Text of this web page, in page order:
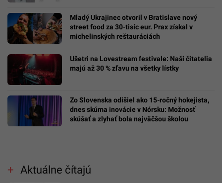
Mladý Ukrajinec otvoril v Bratislave nový
street food za 30-tisíc eur. Prax získal v
michelinských reštauráciách
Ušetri na Lovestream festivale: Naši čitatelia
majú až 30 % zľavu na všetky lístky
Zo Slovenska odišiel ako 15-ročný hokejista,
dnes skúma inovácie v Nórsku: Možnosť
skúšať a zlyhať bola najväčšou školou
Aktuálne čítajú